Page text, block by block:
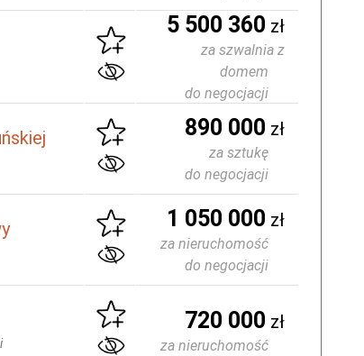
5 500 360 zł
za szwalnia z
domem
do negocjacji
890 000 zł
za sztukę
do negocjacji
1 050 000 zł
za nieruchomość
do negocjacji
720 000 zł
za nieruchomość